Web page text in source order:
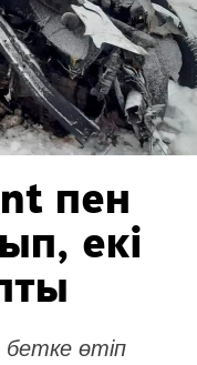
пен
екі
бетке өтіп